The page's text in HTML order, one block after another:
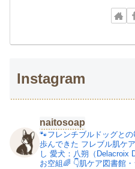
Instagram
naitosoap
🐾フレンチブルドッグと
歩んできた フレブル肌ケ
し 愛犬：八朔（Delacroix
お空組🌈 👇肌ケア図書館